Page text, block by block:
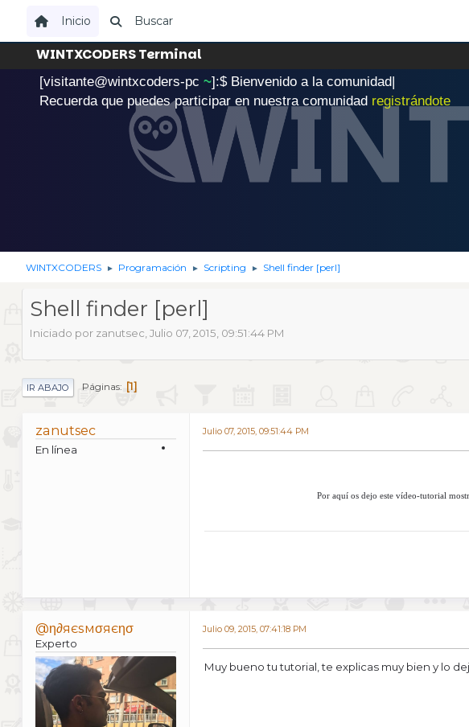
Inicio Buscar
WINTXCODERS Terminal
[visitante@wintxcoders-pc ~]:$ .Bienvenido a la comunidad|
Recuerda que puedes participar en nuestra comunidad registrándote
WINTXCODERS ► Programación ► Scripting ► Shell finder [perl]
Shell finder [perl]
Iniciado por zanutsec, Julio 07, 2015, 09:51:44 PM
IR ABAJO Páginas 1
zanutsec
En línea
Julio 07, 2015, 09:51:44 PM
Por aquí os dejo este vídeo-tutorial
@η∂яєѕмσяєησ
Experto
Julio 09, 2015, 07:41:18 PM
Muy bueno tu tutorial, te explicas muy bien y lo